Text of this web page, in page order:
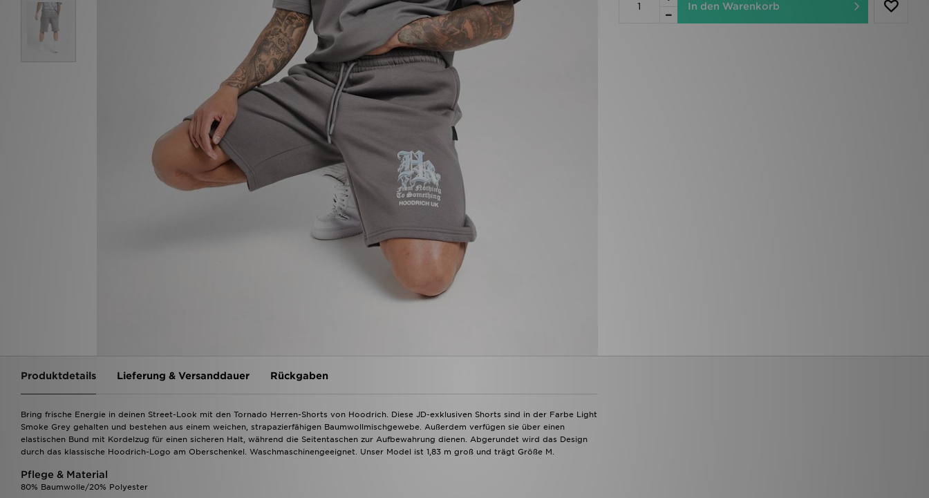
In den Warenkorb
Produktdetails Lieferung & Versanddauer Rückgaben
Bring frische Energie in deinen Street-Look mit den Tornado Herren-Shorts von Hoodrich. Diese JD-exklusiven Shorts sind in der Farbe Light
Smoke Grey gehalten und bestehen aus einem weichen, strapazierfähigen Baumwollmischgewebe. Außerdem verfügen sie über einen
elastischen Bund mit Kordelzug für einen sicheren Halt, während die Seitentaschen zur Aufbewahrung dienen. Abgerundet wird das Design
durch das klassische Hoodrich-Logo am Oberschenkel. Waschmaschinengeeignet. Unser Model ist 1,83 m groß und trägt Größe M.
Pflege & Material
80% Baumwolle/20% Polyester